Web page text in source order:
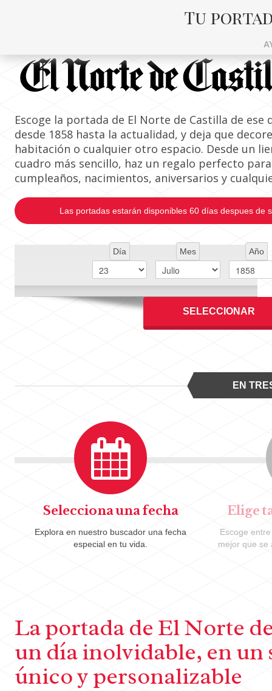
Tu
Regala la
Escoge la portada de El Norte de Castilla de ese
desde 1858 hasta la actualidad, y deja que
habitación o cualquier otro espacio. Desde un
cuadro más sencillo, haz un regalo perfecto
cumpleaños, nacimientos, aniversarios y
Las portadas estarán disponibles 60 días despues de
Día Mes Año
SELECCIONAR
EN
Selecciona una fecha
Explora en nuestro buscador una fecha
especial en tu vida.
Elige
Escoge
mejor que se
La portada de El Norte
un día inolvidable, en un
único y personalizable